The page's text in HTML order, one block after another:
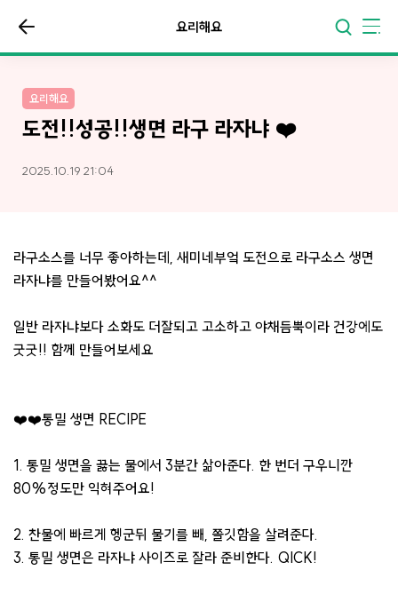
요리해요
요리해요
도전!!성공!!생면 라구 라자냐 ❤️
2025.10.19 21:04
라구소스를 너무 좋아하는데, 새미네부엌 도전으로 라구소스 생면
라자냐를 만들어봤어요^^
일반 라자냐보다 소화도 더잘되고 고소하고 야채듬뿍이라 건강에도
굿굿!! 함께 만들어보세요
❤️❤️통밀 생면 RECIPE
1. 통밀 생면을 끓는 물에서 3분간 삶아준다. 한 번더 구우니깐
80%정도만 익혀주어요!
2. 찬물에 빠르게 헹군뒤 물기를 빼, 쫄깃함을 살려준다.
3. 통밀 생면은 라자냐 사이즈로 잘라 준비한다. QICK!